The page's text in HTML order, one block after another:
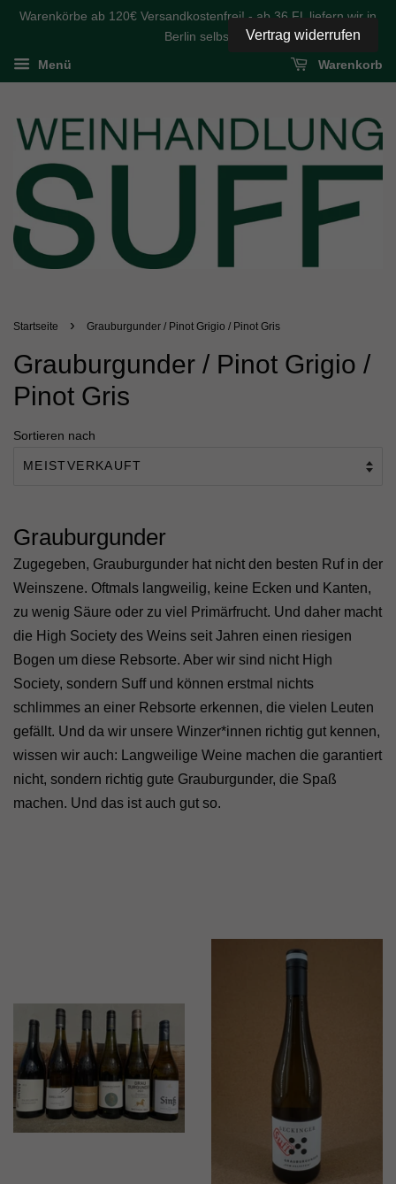
Warenkörbe ab 120€ Versandkostenfrei! - ab 36 FL liefern wir in
Berlin selbst
Menü Warenkorb
Startseite › Grauburgunder / Pinot Grigio / Pinot Gris
Grauburgunder / Pinot Grigio /
Pinot Gris
Sortieren nach
Grauburgunder
Zugegeben, Grauburgunder hat nicht den besten Ruf in der
Weinszene. Oftmals langweilig, keine Ecken und Kanten,
zu wenig Säure oder zu viel Primärfrucht. Und daher macht
die High Society des Weins seit Jahren einen riesigen
Bogen um diese Rebsorte. Aber wir sind nicht High
Society, sondern Suff und können erstmal nichts
schlimmes an einer Rebsorte erkennen, die vielen Leuten
gefällt. Und da wir unsere Winzer*innen richtig gut kennen,
wissen wir auch: Langweilige Weine machen die garantiert
nicht, sondern richtig gute Grauburgunder, die Spaß
machen. Und das ist auch gut so.
Vertrag widerrufen